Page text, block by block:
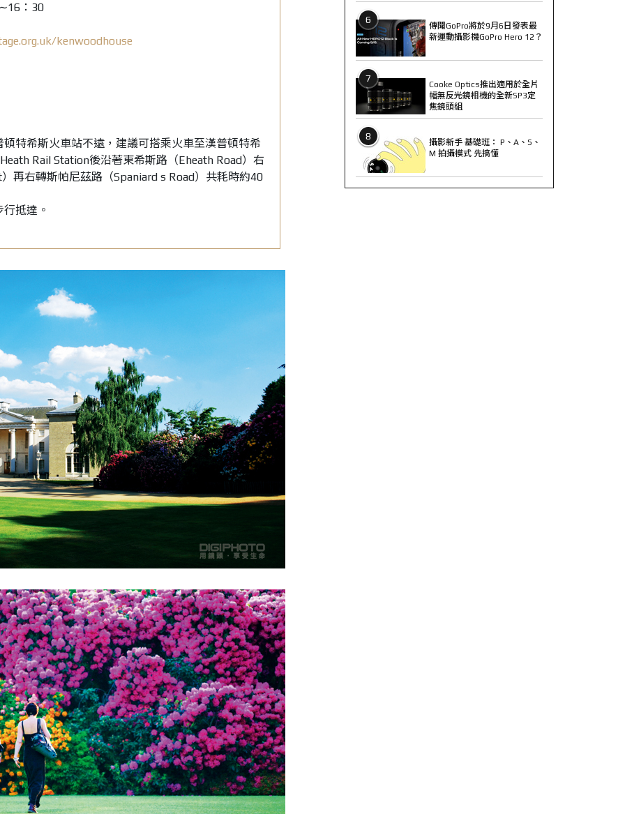
：30
kenwoodhouse
特希斯火車站不遠，建議可搭乘火車至漢普頓特希
Rail Station後沿著東希斯路（Eheath Road）右
再右轉斯帕尼茲路（Spaniard s Road）共耗時約40
抵達。
6
傳聞GoPro將於9月6日發表最
新運動攝影機GoPro Hero 12？
7
Cooke Optics推出適用於全片
幅無反光鏡相機的全新SP3定
焦鏡頭組
8
攝影新手 基礎班： P、A、S、
M 拍攝模式 先搞懂